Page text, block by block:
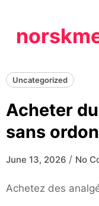
content
Uncategorized
Acheter
sans
June 13, 2026 / No
Achetez des